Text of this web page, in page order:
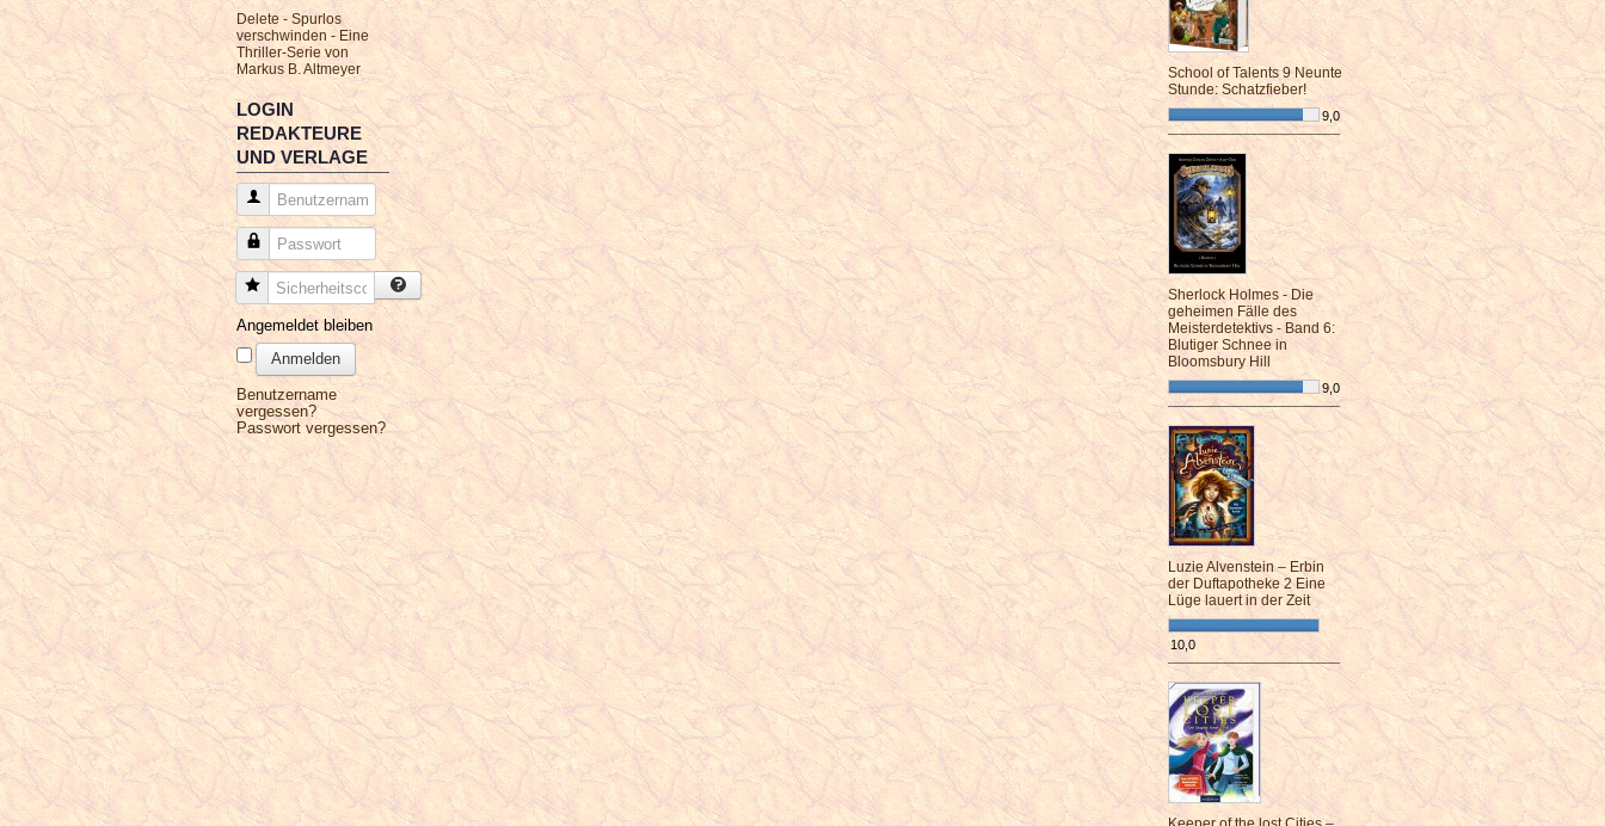
Delete - Spurlos
verschwinden - Eine
Thriller-Serie von
Markus B. Altmeyer
LOGIN
REDAKTEURE
UND VERLAGE
Benutzername
Passwort
Sicherheitscode
Angemeldet bleiben
Anmelden
Benutzername
vergessen?
Passwort vergessen?
School of Talents 9 Neunte
Stunde: Schatzfieber!
9,0
¯¯¯¯¯¯¯¯¯¯¯¯¯¯¯¯¯¯¯¯¯¯¯¯
Sherlock Holmes - Die
geheimen Fälle des
Meisterdetektivs - Band 6:
Blutiger Schnee in
Bloomsbury Hill
9,0
¯¯¯¯¯¯¯¯¯¯¯¯¯¯¯¯¯¯¯¯¯¯¯¯
Luzie Alvenstein – Erbin
der Duftapotheke 2 Eine
Lüge lauert in der Zeit
10,0
¯¯¯¯¯¯¯¯¯¯¯¯¯¯¯¯¯¯¯¯¯¯¯¯